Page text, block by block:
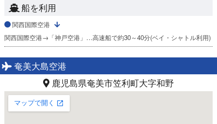
船を利用
関西国際空港
関西国際空港→「神戸空港」…高速船で約30～40分(ベイ・シャトル利用)
奄美大島空港
鹿児島県奄美市笠利町大字和野